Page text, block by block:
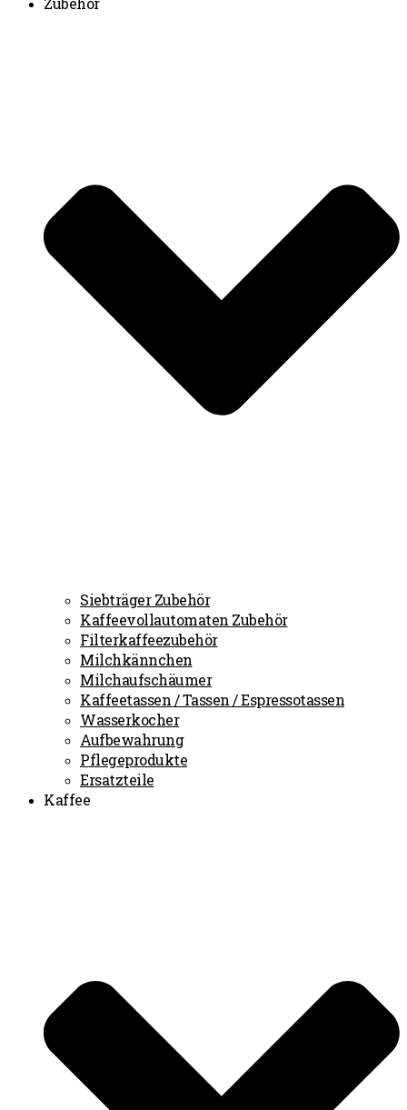
Siebträger Zubehör
Kaffeevollautomaten Zubehör
Filterkaffeezubehör
Milchkännchen
Milchaufschäumer
Kaffeetassen / Tassen / Espressotassen
Wasserkocher
Aufbewahrung
Pflegeprodukte
Ersatzteile
Kaffee